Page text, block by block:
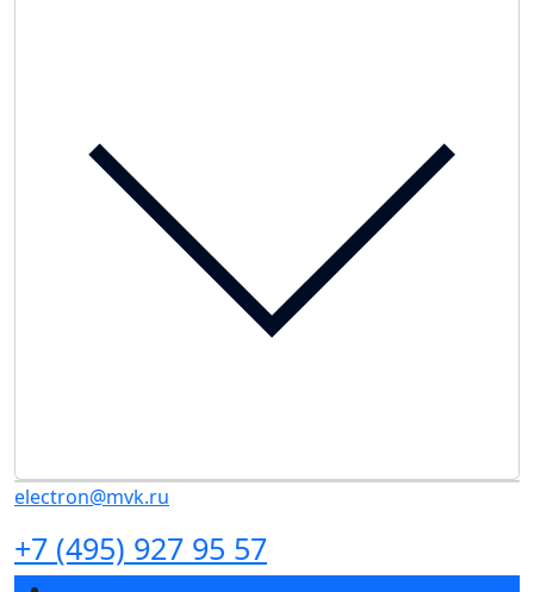
electron@mvk.ru
+7 (495) 927 95 57